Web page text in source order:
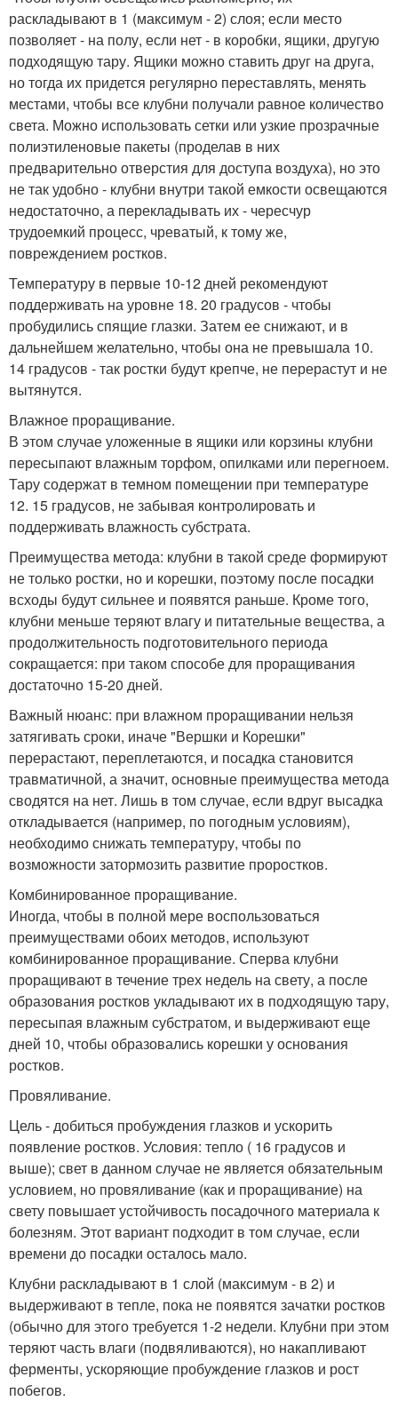
раскладывают в 1 (максимум - 2) слоя; если место
позволяет - на полу, если нет - в коробки, ящики, другую
подходящую тару. Ящики можно ставить друг на друга,
но тогда их придется регулярно переставлять, менять
местами, чтобы все клубни получали равное количество
света. Можно использовать сетки или узкие прозрачные
полиэтиленовые пакеты (проделав в них
предварительно отверстия для доступа воздуха), но это
не так удобно - клубни внутри такой емкости освещаются
недостаточно, а перекладывать их - чересчур
трудоемкий процесс, чреватый, к тому же,
повреждением ростков.
Температуру в первые 10-12 дней рекомендуют
поддерживать на уровне 18. 20 градусов - чтобы
пробудились спящие глазки. Затем ее снижают, и в
дальнейшем желательно, чтобы она не превышала 10.
14 градусов - так ростки будут крепче, не перерастут и не
вытянутся.
Влажное проращивание.
В этом случае уложенные в ящики или корзины клубни
пересыпают влажным торфом, опилками или перегноем.
Тару содержат в темном помещении при температуре
12. 15 градусов, не забывая контролировать и
поддерживать влажность субстрата.
Преимущества метода: клубни в такой среде формируют
не только ростки, но и корешки, поэтому после посадки
всходы будут сильнее и появятся раньше. Кроме того,
клубни меньше теряют влагу и питательные вещества, а
продолжительность подготовительного периода
сокращается: при таком способе для проращивания
достаточно 15-20 дней.
Важный нюанс: при влажном проращивании нельзя
затягивать сроки, иначе "Вершки и Корешки"
перерастают, переплетаются, и посадка становится
травматичной, а значит, основные преимущества метода
сводятся на нет. Лишь в том случае, если вдруг высадка
откладывается (например, по погодным условиям),
необходимо снижать температуру, чтобы по
возможности затормозить развитие проростков.
Комбинированное проращивание.
Иногда, чтобы в полной мере воспользоваться
преимуществами обоих методов, используют
комбинированное проращивание. Сперва клубни
проращивают в течение трех недель на свету, а после
образования ростков укладывают их в подходящую тару,
пересыпая влажным субстратом, и выдерживают еще
дней 10, чтобы образовались корешки у основания
ростков.
Провяливание.
Цель - добиться пробуждения глазков и ускорить
появление ростков. Условия: тепло ( 16 градусов и
выше); свет в данном случае не является обязательным
условием, но провяливание (как и проращивание) на
свету повышает устойчивость посадочного материала к
болезням. Этот вариант подходит в том случае, если
времени до посадки осталось мало.
Клубни раскладывают в 1 слой (максимум - в 2) и
выдерживают в тепле, пока не появятся зачатки ростков
(обычно для этого требуется 1-2 недели. Клубни при этом
теряют часть влаги (подвяливаются), но накапливают
ферменты, ускоряющие пробуждение глазков и рост
побегов.